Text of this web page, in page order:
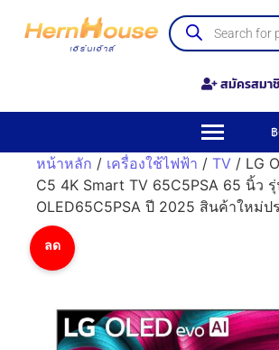
สมัครสมา
฿
หน้าหลัก / เครื่องใช้ไฟฟ้า / TV / LG
C5 4K Smart TV 65C5PSA 65 นิ้ว
OLED65C5PSA ปี 2025 สินค้าใหม่ป
ลด